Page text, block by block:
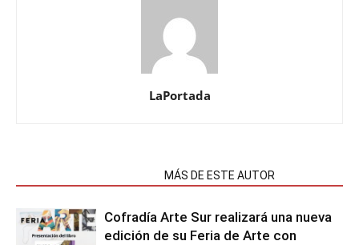
LaPortada
MÁS DE ESTE AUTOR
Cofradía Arte Sur realizará una nueva
edición de su Feria de Arte con